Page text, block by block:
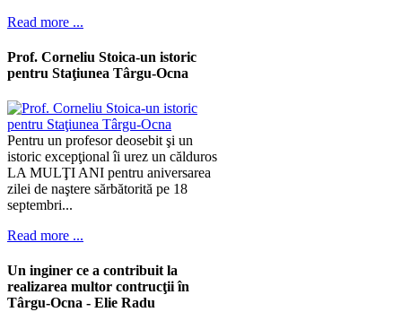
Read more ...
Prof. Corneliu Stoica-un istoric
pentru Staţiunea Târgu-Ocna
Pentru un profesor deosebit şi un
istoric excepţional îi urez un călduros
LA MULŢI ANI pentru aniversarea
zilei de naştere sărbătorită pe 18
septembri...
Read more ...
Un inginer ce a contribuit la
realizarea multor contrucţii în
Târgu-Ocna - Elie Radu